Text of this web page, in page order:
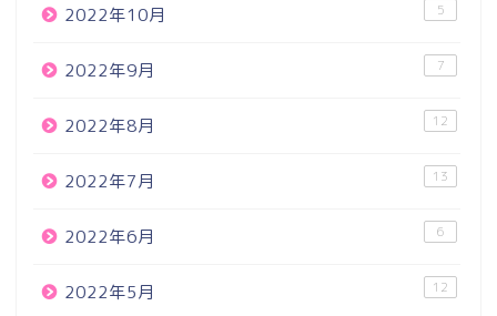
2022年10月 5
2022年9月 7
2022年8月 12
2022年7月 13
2022年6月 6
2022年5月 12